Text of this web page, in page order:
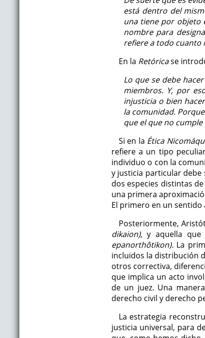
está dentro del
una tiene por objeto
nombre para
refiere a todo cuanto
En la Retóricase
Lo que se debe
miembros. Y, por
injusticia o bien
la comunidad.
que el que no
Si en la Ética
refiere a un tipo
individuo o con la
y justicia particular debe
dos especies distintas
una primera
El primero en un
Posteriormente,
dikaion),y aquella que
epanorthôtikon).La
incluidos la distribución
otros correctiva,
que implica un acto
de un juez. Una
derecho civil y derecho
La estrategia
justicia universal, para